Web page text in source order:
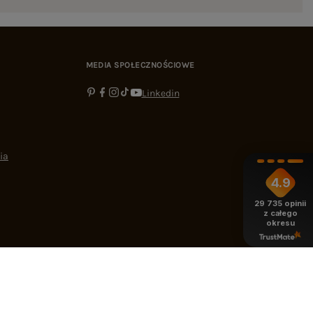
MEDIA SPOŁECZNOŚCIOWE
Linkedin
4.9
29 735 opinii
z całego
okresu